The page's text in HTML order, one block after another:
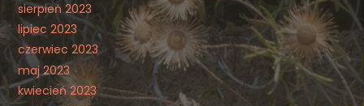
sierpień 2023
lipiec 2023
czerwiec 2023
maj 2023
kwiecień 2023